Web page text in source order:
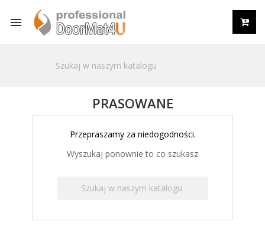

PRASOWANE
Przepraszamy za niedogodności.
Wyszukaj ponownie to co szukasz